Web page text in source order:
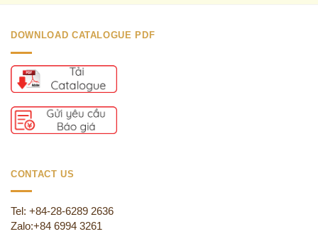
DOWNLOAD CATALOGUE PDF
CONTACT US
Tel: +84-28-6289 2636
Zalo:+84 6994 3261